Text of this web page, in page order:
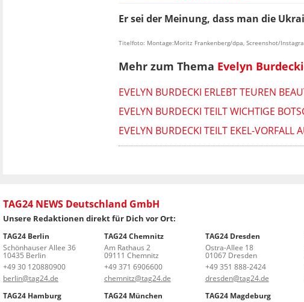
Er sei der Meinung, dass man die
Titelfoto: Montage:Moritz Frankenberg/dpa, Screenshot/
Mehr zum Thema Evelyn Burdecki
EVELYN BURDECKI ERLEBT TEUREN
EVELYN BURDECKI TEILT WICHTIGE
EVELYN BURDECKI TEILT EKEL-VORFALL
TAG24 NEWS Deutschland GmbH
Unsere Redaktionen direkt für Dich vor Ort:
TAG24 Berlin
Schönhauser Allee 36
10435 Berlin
+49 30 120880900
berlin@tag24.de
TAG24 Chemnitz
Am Rathaus 2
09111 Chemnitz
+49 371 6906600
chemnitz@tag24.de
TAG24 Dresden
Ostra-Allee 18
01067 Dresden
+49 351 888-2424
dresden@tag24.de
TAG24 Hamburg
TAG24 München
TAG24 Magdeburg